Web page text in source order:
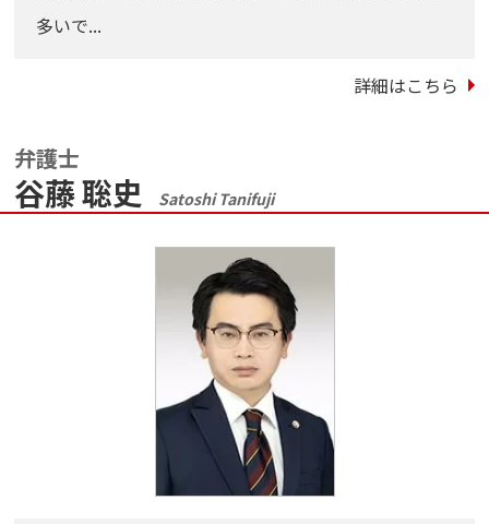
多いで...
詳細はこちら
弁護士
谷藤 聡史 Satoshi Tanifuji